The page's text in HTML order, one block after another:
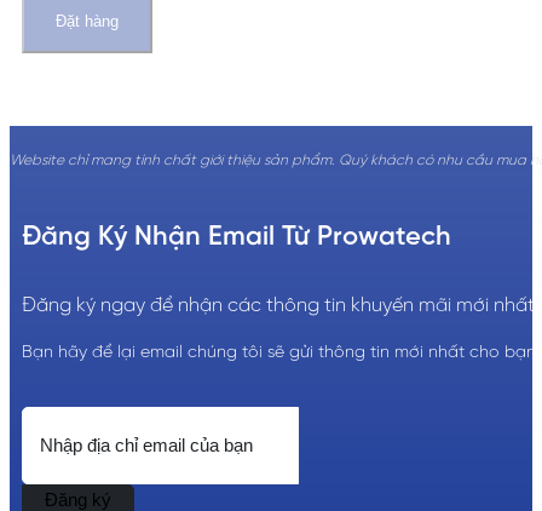
Đặt hàng
Website chỉ mang tính chất giới thiệu sản phẩm. Quý khách có nhu cầu mua
Đăng Ký Nhận Email Từ Prowatech
Đăng ký ngay để nhận các thông tin khuyến mãi mới nhất!
Bạn hãy để lại email chúng tôi sẽ gửi thông tin mới nhất cho bạn.
Đăng ký